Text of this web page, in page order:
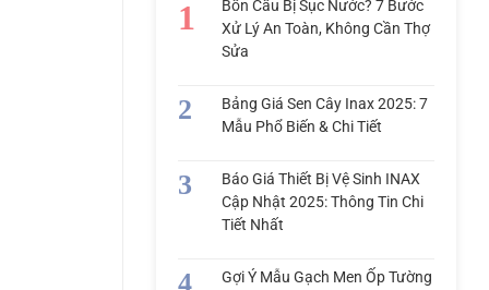
Bồn Cầu Bị Sục Nước? 7 Bước
Xử Lý An Toàn, Không Cần Thợ
Sửa
Bảng Giá Sen Cây Inax 2025: 7
Mẫu Phổ Biến & Chi Tiết
Báo Giá Thiết Bị Vệ Sinh INAX
Cập Nhật 2025: Thông Tin Chi
Tiết Nhất
Gợi Ý Mẫu Gạch Men Ốp Tường